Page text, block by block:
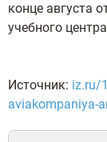
конце августа
учебного
Источник: iz.ru/
aviakompaniya-